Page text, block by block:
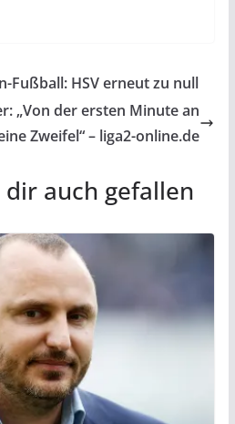
Fußball: HSV erneut zu null
„Von der ersten Minute an
Zweifel“ – liga2-online.de
auch gefallen